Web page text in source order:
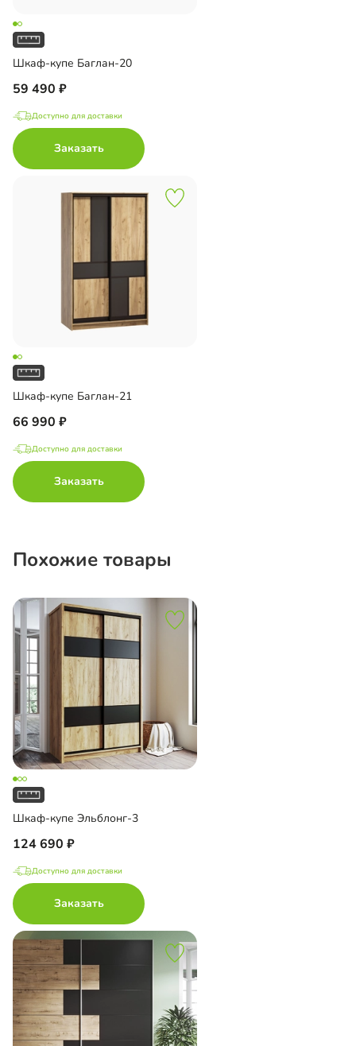
Шкаф-купе Баглан-20
59 490
Доступно для доставки
Заказать
Шкаф-купе Баглан-21
66 990
Доступно для доставки
Заказать
Похожие товары
Шкаф-купе Эльблонг-3
124 690
Доступно для доставки
Заказать